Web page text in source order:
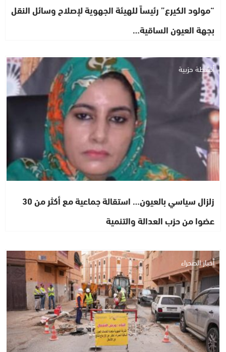
“مولود الكيرع” رئيساً للهيئة الجهوية لإصلاح وسائل النقل
بجهة العيون الساقية…
أنشطة حزبية
زلزال سياسي بالعيون… استقالة جماعية مع أكثر من 30
عضوا من حزب العدالة والتنمية
أخبار الصحراء